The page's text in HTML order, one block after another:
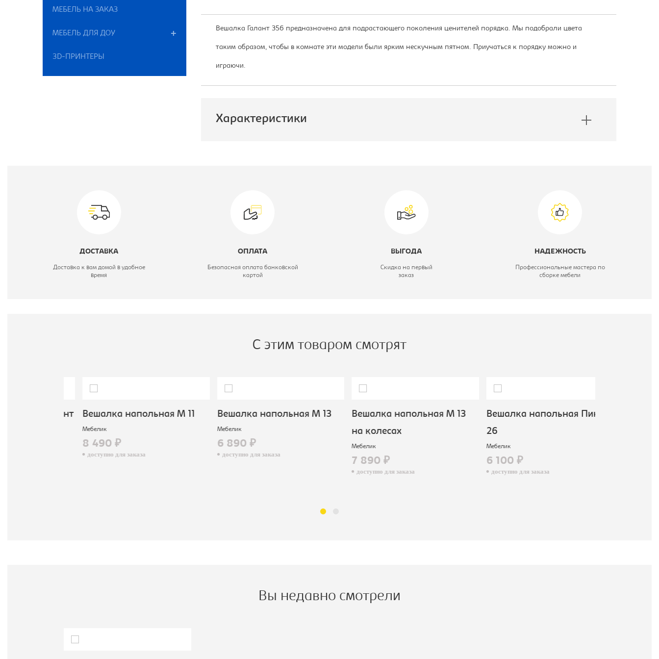
МЕБЕЛЬ НА ЗАКАЗ
МЕБЕЛЬ ДЛЯ ДОУ
3D-ПРИНТЕРЫ
Вешалка Галант 356 предназначена для подрастающего поколения ценителей порядка. Мы подобрали цвета
таким образом, чтобы в комнате эти модели были ярким нескучным пятном. Приучаться к порядку можно и
играючи.
Характеристики
Ширина, мм:
ДОСТАВКА
Доставка к вам домой в удобное
время
ОПЛАТА
Безопасная оплата банковской
картой
ВЫГОДА
Скидка на первый
заказ
НАДЕЖНОСТЬ
Профессиональные мастера по
сборке мебели
С этим товаром смотрят
Вешалка напольная М 11
Мебелик
8 490 ₽
доступно для заказа
Вешалка напольная М 13
Мебелик
6 890 ₽
доступно для заказа
Вешалка напольная М 13
на колесах
Мебелик
7 890 ₽
доступно для заказа
Вешалка напольная Пика
Мебелик
6 100 ₽
доступно для заказа
Вы недавно смотрели